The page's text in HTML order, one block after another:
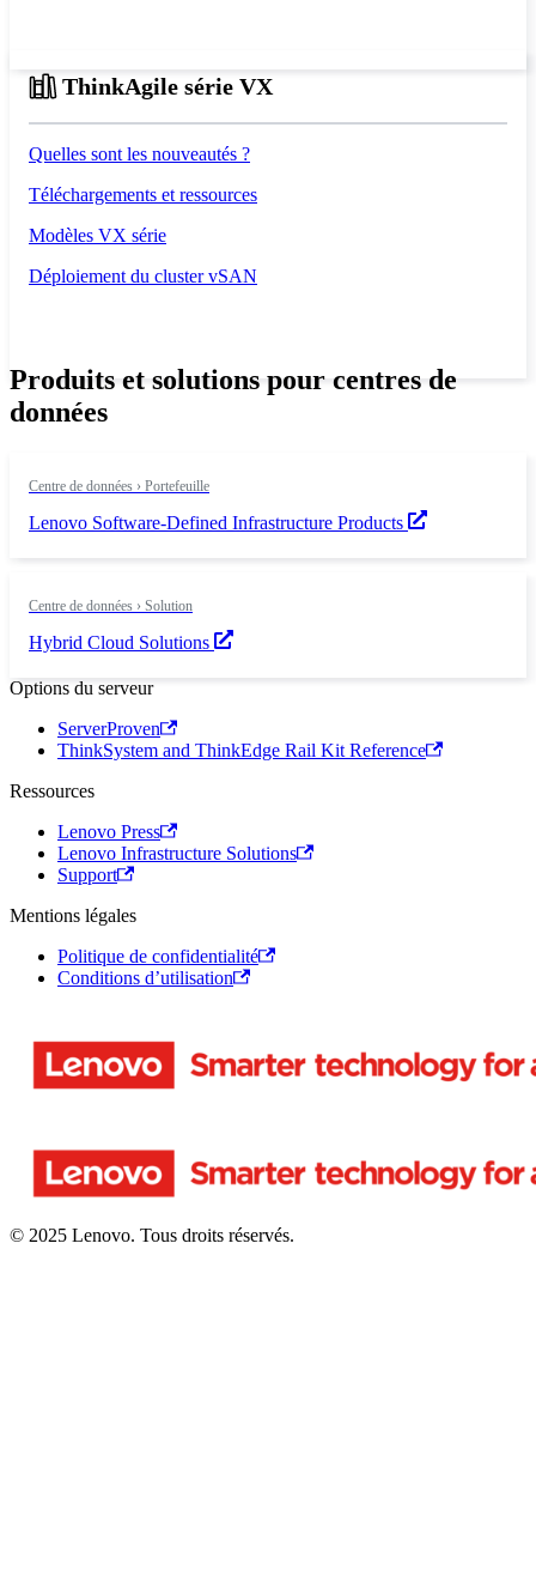
ThinkAgile série VX
Quelles sont les nouveautés ?
Téléchargements et ressources
Modèles VX série
Déploiement du cluster vSAN
Produits et solutions pour centres de
données
Centre de données › Portefeuille
Lenovo Software-Defined Infrastructure Products
Centre de données › Solution
Hybrid Cloud Solutions
Options du serveur
ServerProven
ThinkSystem and ThinkEdge Rail Kit Reference
Ressources
Lenovo Press
Lenovo Infrastructure Solutions
Support
Mentions légales
Politique de confidentialité
Conditions d’utilisation
© 2025 Lenovo. Tous droits réservés.